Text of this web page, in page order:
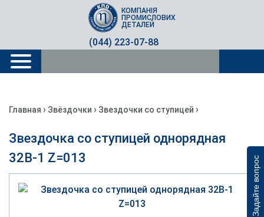
Задайте вопрос
(044) 223-07-88
КОМПАНІЯ
ПРОМИСЛОВИХ
ДЕТАЛЕЙ
Главная › Звёздочки › Звездочки со ступицей ›
Звездочка со ступицей однорядная
32B-1 Z=013